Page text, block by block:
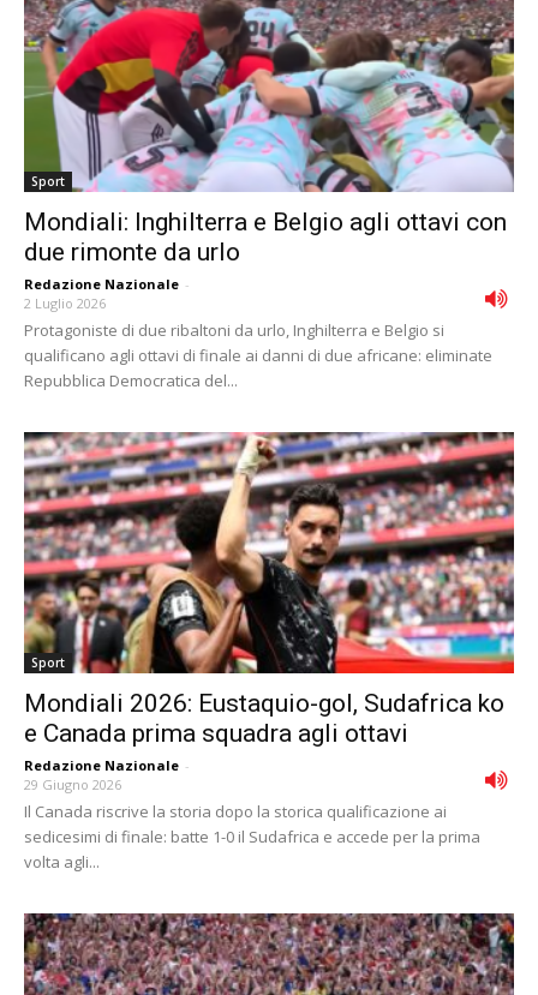
Sport
Mondiali: Inghilterra e Belgio agli ottavi con
due rimonte da urlo
Redazione Nazionale -
2 Luglio 2026
Protagoniste di due ribaltoni da urlo, Inghilterra e Belgio si
qualificano agli ottavi di finale ai danni di due africane: eliminate
Repubblica Democratica del...
Sport
Mondiali 2026: Eustaquio-gol, Sudafrica ko
e Canada prima squadra agli ottavi
Redazione Nazionale -
29 Giugno 2026
Il Canada riscrive la storia dopo la storica qualificazione ai
sedicesimi di finale: batte 1-0 il Sudafrica e accede per la prima
volta agli...